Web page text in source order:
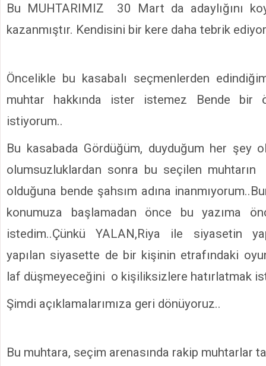
Bu MUHTARIMIZ 30 Mart da adaylığını
kazanmıştır. Kendisini bir kere daha tebrik
Öncelikle bu kasabalı seçmenlerden
muhtar hakkında ister istemez Bende bir
istiyorum..
Bu kasabada Gördüğüm, duyduğum her şey
olumsuzluklardan sonra bu seçilen
olduğuna bende şahsım adına
konumuza başlamadan önce bu yazıma
istedim..Çünkü YALAN,Riya ile siyasetin
yapılan siyasette de bir kişinin etrafındaki
laf düşmeyeceğini o kişiliksizlere hatırlatmak
Şimdi açıklamalarımıza geri dönüyoruz..
Bu muhtara, seçim arenasında rakip muhtarlar